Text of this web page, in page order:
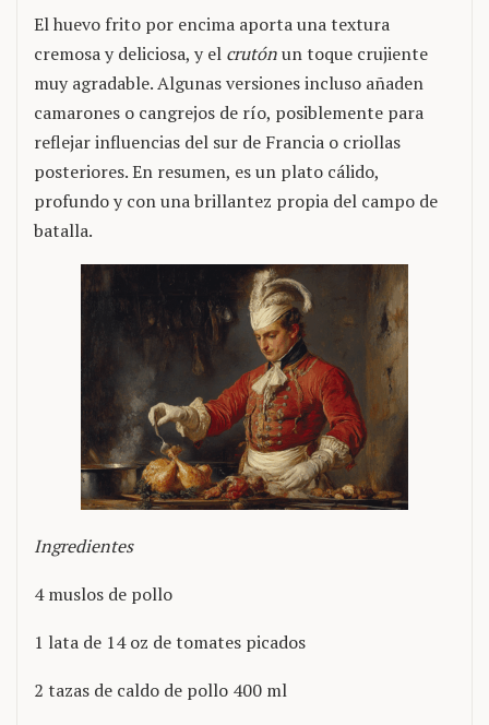
El huevo frito por encima aporta una textura
cremosa y deliciosa, y el crutónun toque crujiente
muy agradable. Algunas versiones incluso añaden
camarones o cangrejos de río, posiblemente para
reflejar influencias del sur de Francia o criollas
posteriores. En resumen, es un plato cálido,
profundo y con una brillantez propia del campo de
batalla.
Ingredientes
4 muslos de pollo
1 lata de 14 oz de tomates picados
2 tazas de caldo de pollo 400 ml